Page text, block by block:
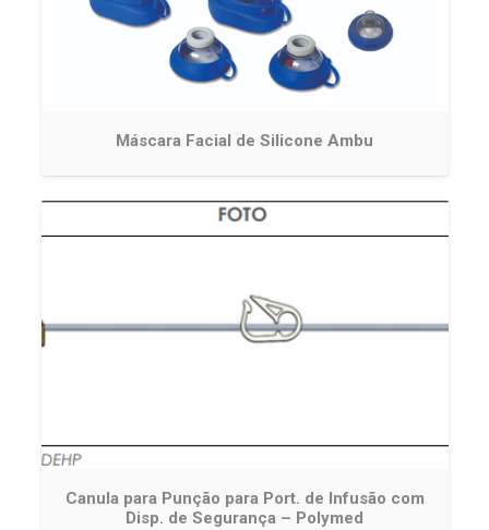
Máscara Facial de Silicone Ambu
Canula para Punção para Port. de Infusão com
Disp. de Segurança – Polymed